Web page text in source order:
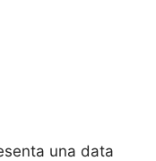
una data